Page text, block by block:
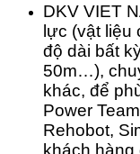
DKV VIET
lực (vật
độ dài bất
50m…),
khác, để
Power
Rehobot,
khách